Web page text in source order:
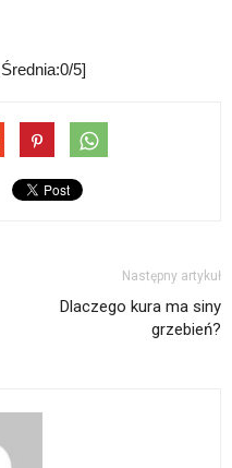
5]
Następny artykuł
Dlaczego kura ma siny
grzebień?